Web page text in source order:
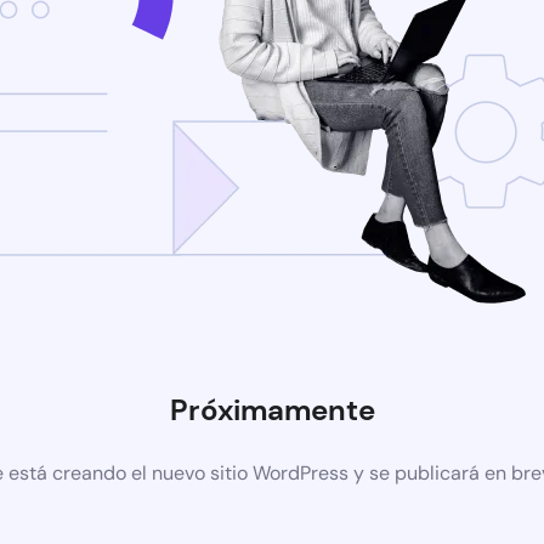
Próximamente
está creando el nuevo sitio WordPress y se publicará en